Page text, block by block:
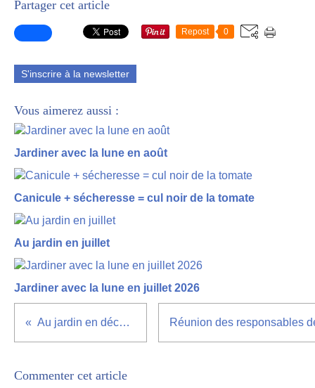
Partager cet article
Repost 0
S'inscrire à la newsletter
Vous aimerez aussi :
Jardiner avec la lune en août
Canicule + sécheresse = cul noir de la tomate
Au jardin en juillet
Jardiner avec la lune en juillet 2026
Au jardin en décembre
Commenter cet article